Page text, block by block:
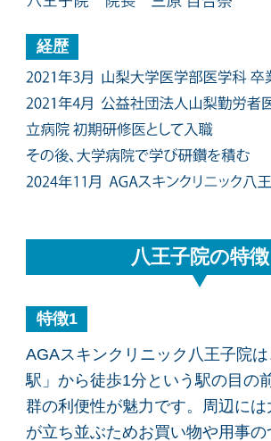
経歴
八王子院の特徴
特徴1
AGAスキンクリニック八王子院
駅」から徒歩1分という駅の目の
群の利便性が魅力です。周辺に
が立ち並ぶためお買い物や用事の